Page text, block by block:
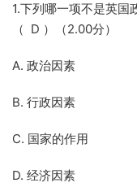
1.下列哪一项不是英国
（ D ）（2.00分）
A. 政治因素
B. 行政因素
C. 国家的作用
D. 经济因素